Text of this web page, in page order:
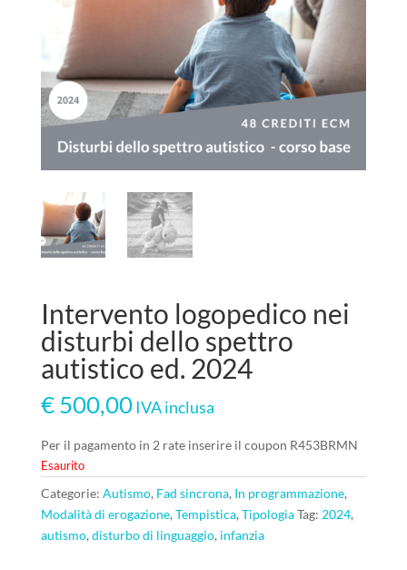
Intervento logopedico nei
disturbi dello spettro
autistico ed. 2024
€500,00 IVA inclusa
Per il pagamento in 2 rate inserire il coupon R453BRMN
Esaurito
Categorie: Autismo, Fad sincrona, In programmazione,
Modalità di erogazione, Tempistica, TipologiaTag: 2024,
autismo, disturbo di linguaggio, infanzia